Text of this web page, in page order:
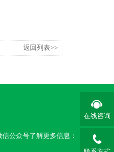
返回列表>>
公众号了解更多信息：
在线咨询